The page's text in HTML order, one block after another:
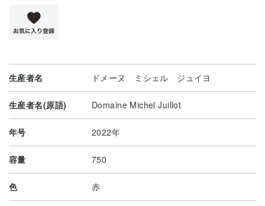
生産者名 ドメーヌ ミシェル ジュイヨ
生産者名(原語) Domaine Michel Juillot
年号 2022年
容量 750
色 赤